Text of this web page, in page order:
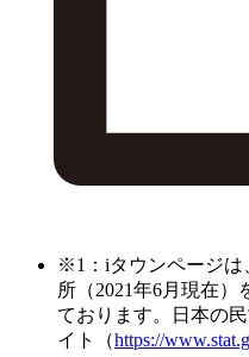
※1：iタウンページは
所（2021年6月現在
ております。日本の
イト（https://